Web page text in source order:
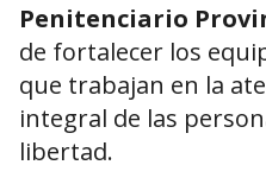
Penitenciario
de fortalecer los
que trabajan en la
integral de las
libertad.